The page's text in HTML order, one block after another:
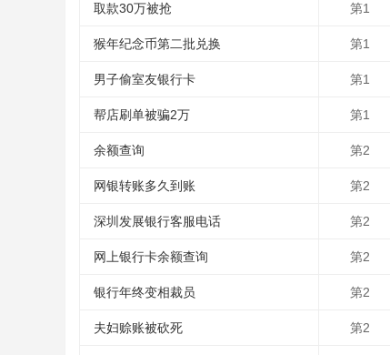
取款30万被抢 第1
猴年纪念币第二批兑换 第1
男子偷室友银行卡 第1
帮店刷单被骗2万 第1
余额查询 第2
网银转账多久到账 第2
深圳发展银行客服电话 第2
网上银行卡余额查询 第2
银行年终变相裁员 第2
夫妇赊账被砍死 第2